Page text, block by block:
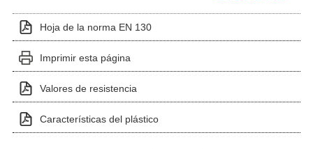
Hoja de la norma EN 130
Imprimir esta página
Valores de resistencia
Características del plástico